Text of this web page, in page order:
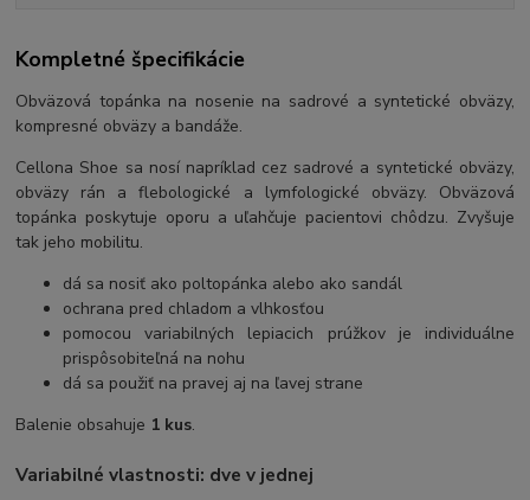
Kompletné špecifikácie
Obväzová topánka na nosenie na sadrové a syntetické obväzy,
kompresné obväzy a bandáže.
Cellona Shoe sa nosí napríklad cez sadrové a syntetické obväzy,
obväzy rán a flebologické a lymfologické obväzy. Obväzová
topánka poskytuje oporu a uľahčuje pacientovi chôdzu. Zvyšuje
tak jeho mobilitu.
dá sa nosiť ako poltopánka alebo ako sandál
ochrana pred chladom a vlhkosťou
pomocou variabilných lepiacich prúžkov je individuálne
prispôsobiteľná na nohu
dá sa použiť na pravej aj na ľavej strane
Balenie obsahuje 1 kus.
Variabilné vlastnosti: dve v jednej